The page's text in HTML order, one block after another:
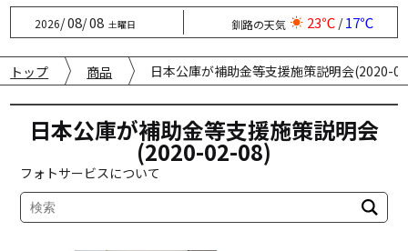
2026/08/08 土曜日 釧路の天気 23℃/17℃
トップ 商品 日本公庫が補助金等支援施策説明会(2020-
日本公庫が補助金等支援施策説明会
(2020-02-08)
フォトサービスについて